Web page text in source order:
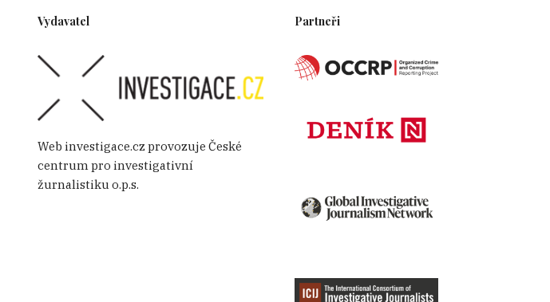
Vydavatel
Web investigace.cz provozuje České
centrum pro investigativní
žurnalistiku o.p.s.
Partneři